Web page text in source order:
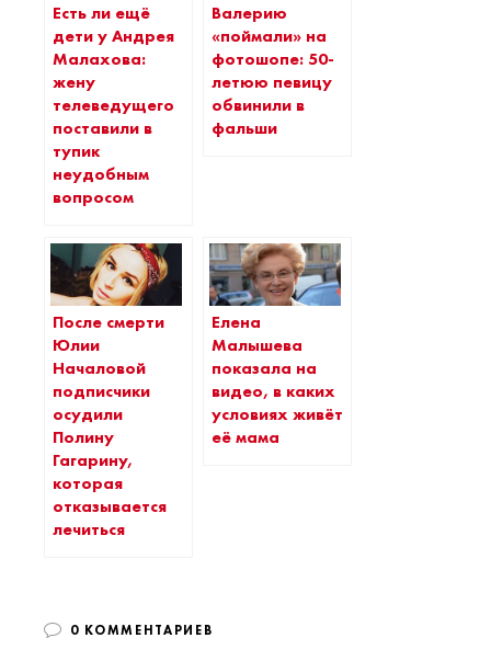
Есть ли ещё
дети у Андрея
Малахова:
жену
телеведущего
поставили в
тупик
неудобным
вопросом
Валерию
«поймали» на
фотошопе: 50-
летюю певицу
обвинили в
фальши
После смерти
Юлии
Началовой
подписчики
осудили
Полину
Гагарину,
которая
отказывается
лечиться
Елена
Малышева
показала на
видео, в каких
условиях живёт
её мама
0 КОММЕНТАРИЕВ